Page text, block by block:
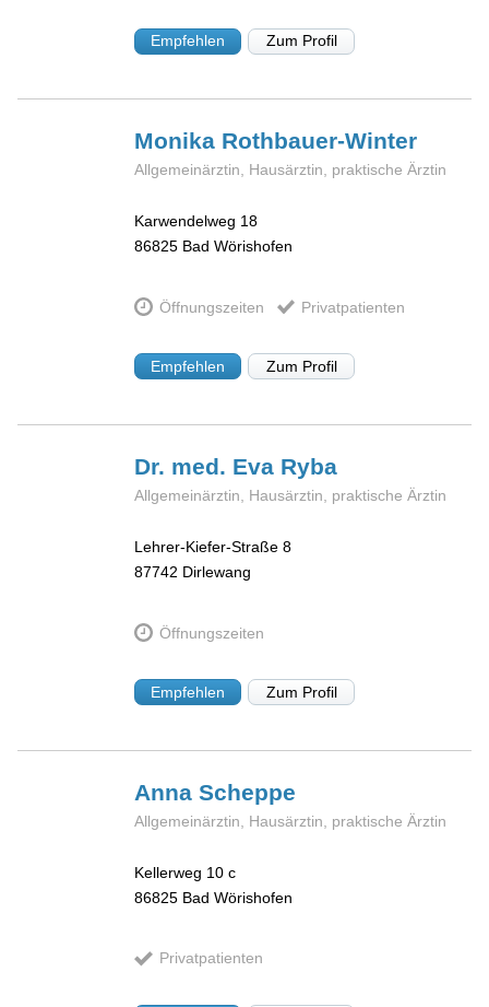
Empfehlen Zum Profil
Monika Rothbauer-Winter
Allgemeinärztin, Hausärztin, praktische Ärztin
Karwendelweg 18
86825 Bad Wörishofen
Öffnungszeiten Privatpatienten
Empfehlen Zum Profil
Dr. med. Eva Ryba
Allgemeinärztin, Hausärztin, praktische Ärztin
Lehrer-Kiefer-Straße 8
87742 Dirlewang
Öffnungszeiten
Empfehlen Zum Profil
AnnaScheppe
Allgemeinärztin, Hausärztin, praktische Ärztin
Kellerweg 10 c
86825 Bad Wörishofen
Privatpatienten